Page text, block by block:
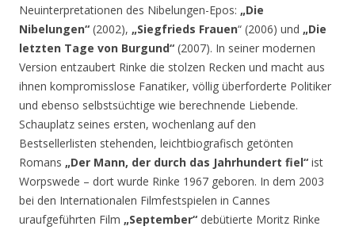
Neuinterpretationen des Nibelungen-Epos: „Die
Nibelungen“ (2002), „Siegfrieds Frauen“ (2006) und „Die
letzten Tage von Burgund“ (2007). In seiner modernen
Version entzaubert Rinke die stolzen Recken und macht aus
ihnen kompromisslose Fanatiker, völlig überforderte Politiker
und ebenso selbstsüchtige wie berechnende Liebende.
Schauplatz seines ersten, wochenlang auf den
Bestsellerlisten stehenden, leichtbiografisch getönten
Romans „Der Mann, der durch das Jahrhundert fiel“ ist
Worpswede – dort wurde Rinke 1967 geboren. In dem 2003
bei den Internationalen Filmfestspielen in Cannes
uraufgeführten Film „September“ debütierte Moritz Rinke